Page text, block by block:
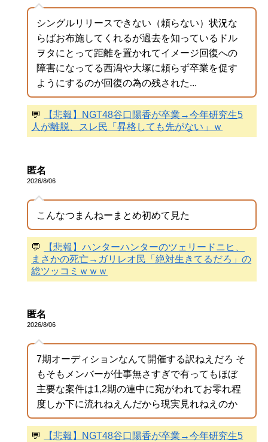
シングルリリースできない（頼らない）状況な
らばお布施してくれるが過去を知っているドル
ヲタにとって距離を置かれてイメージ回復への
障害になってる西潟や大塚に頼らず卒業を促す
ようにするのが回復の為の残された...
💬
【悲報】NGT48谷口陽香が卒業→今年研究生5
人が離脱、スレ民「昇格しても先がない」ｗ
匿名
2026/8/06
こんなつまんねーまとめ初めて見た
💬
【悲報】ハンターハンターのツェリードニヒ、
まさかの死亡→ガリレオ民「絶対生きてるだろ」の
総ツッコミｗｗｗ
匿名
2026/8/06
7期オーディションなんて開催する訳ねえだろ そ
もそもメンバーが仕事無さすぎで有ってもほぼ
主要な案件は1,2期の連中に宛がわれてお零れ程
度しか下に流れねえんだから現実見れねえのか
💬
【悲報】NGT48谷口陽香が卒業→今年研究生5